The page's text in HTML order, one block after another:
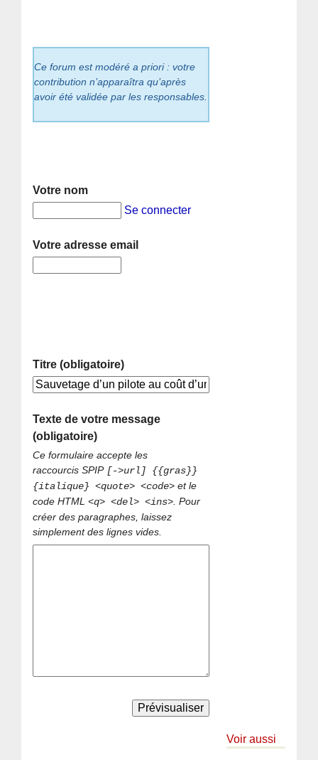
Ce forum est modéré a priori : votre
contribution n’apparaîtra qu’après
avoir été validée par les responsables.
Votre nom
Se connecter
Votre adresse email
Titre (obligatoire)
Texte de votre message
(obligatoire)
Ce formulaire accepte les
raccourcis SPIP [->url] {{gras}}
{italique} <quote> <code> et le
code HTML<q> <del> <ins> . Pour
créer des paragraphes, laissez
simplement des lignes vides.
Voir aussi